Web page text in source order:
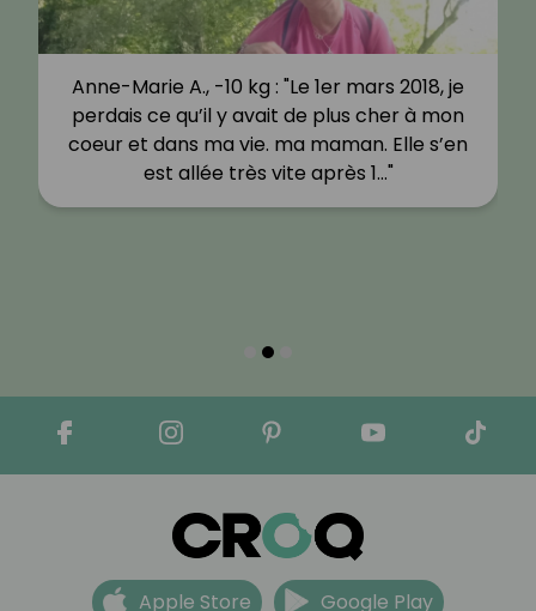
Anne-Marie A., -10 kg : "Le 1er mars 2018, je
perdais ce qu’il y avait de plus cher à mon
coeur et dans ma vie. ma maman. Elle s’en
est allée très vite après 1…"
Apple Store Google Play